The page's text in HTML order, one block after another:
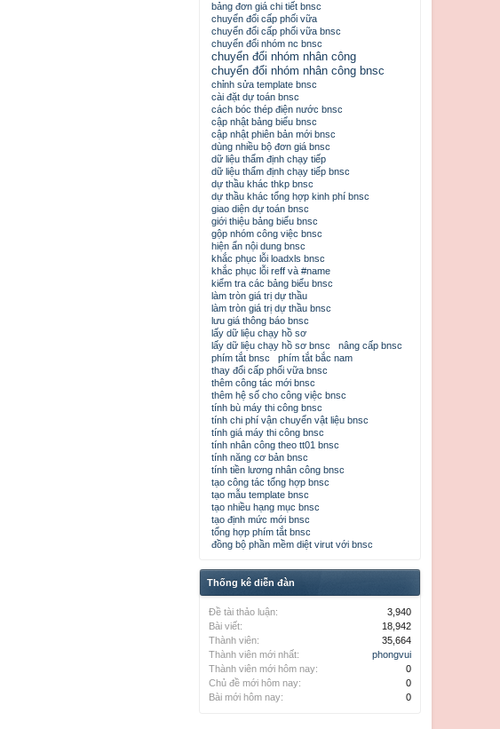
bảng đơn giá chi tiết bnsc
chuyển đổi cấp phối vữa
chuyển đổi cấp phối vữa bnsc
chuyển đổi nhóm nc bnsc
chuyển đổi nhóm nhân công
chuyển đổi nhóm nhân công bnsc
chỉnh sửa template bnsc
cài đặt dự toán bnsc
cách bóc thép điện nước bnsc
cập nhật bảng biểu bnsc
cập nhật phiên bản mới bnsc
dùng nhiều bộ đơn giá bnsc
dữ liệu thẩm định chạy tiếp
dữ liệu thẩm định chạy tiếp bnsc
dự thầu khác thkp bnsc
dự thầu khác tổng hợp kinh phí bnsc
giao diện dự toán bnsc
giới thiệu bảng biểu bnsc
gộp nhóm công việc bnsc
hiện ẩn nội dung bnsc
khắc phục lỗi loadxls bnsc
khắc phục lỗi reff và #name
kiểm tra các bảng biểu bnsc
làm tròn giá trị dự thầu
làm tròn giá trị dự thầu bnsc
lưu giá thông báo bnsc
lấy dữ liệu chạy hồ sơ
lấy dữ liệu chạy hồ sơ bnsc
nâng cấp bnsc
phím tắt bnsc
phím tắt bắc nam
thay đổi cấp phối vữa bnsc
thêm công tác mới bnsc
thêm hệ số cho công việc bnsc
tính bù máy thi công bnsc
tính chi phí vận chuyển vật liệu bnsc
tính giá máy thi công bnsc
tính nhân công theo tt01 bnsc
tính năng cơ bản bnsc
tính tiền lương nhân công bnsc
tạo công tác tổng hợp bnsc
tạo mẫu template bnsc
tạo nhiều hạng mục bnsc
tạo định mức mới bnsc
tổng hợp phím tắt bnsc
đồng bộ phần mềm diệt virut với bnsc
Thống kê diễn đàn
Đề tài thảo luận:
3,940
Bài viết:
18,942
Thành viên:
35,664
Thành viên mới nhất:
phongvui
Thành viên mới hôm nay:
0
Chủ đề mới hôm nay:
0
Bài mới hôm nay:
0